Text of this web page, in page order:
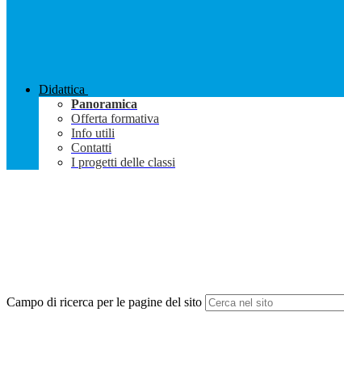
Didattica
Panoramica
Offerta formativa
Info utili
Contatti
I progetti delle classi
Campo di ricerca per le pagine del sito